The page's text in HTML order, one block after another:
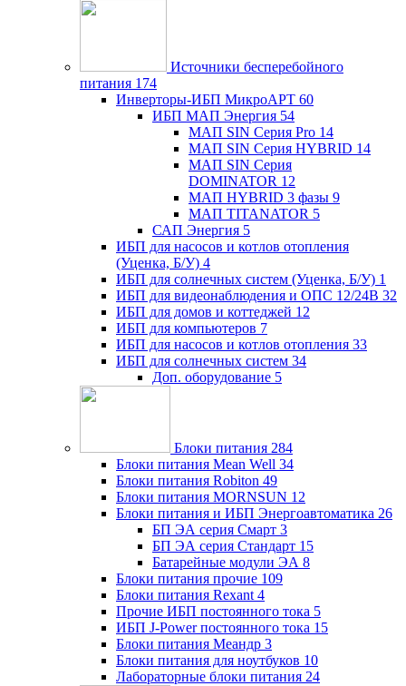
Источники бесперебойного
питания 174
Инверторы-ИБП МикроАРТ 60
ИБП МАП Энергия 54
МАП SIN Серия Pro 14
МАП SIN Серия HYBRID 14
МАП SIN Серия
DOMINATOR 12
МАП HYBRID 3 фазы 9
МАП TITANATOR 5
САП Энергия 5
ИБП для насосов и котлов отопления
(Уценка, Б/У) 4
ИБП для солнечных систем (Уценка, Б/У) 1
ИБП для видеонаблюдения и ОПС 12/24В 32
ИБП для домов и коттеджей 12
ИБП для компьютеров 7
ИБП для насосов и котлов отопления 33
ИБП для солнечных систем 34
Доп. оборудование 5
Блоки питания 284
Блоки питания Mean Well 34
Блоки питания Robiton 49
Блоки питания MORNSUN 12
Блоки питания и ИБП Энергоавтоматика 26
БП ЭА серия Смарт 3
БП ЭА серия Стандарт 15
Батарейные модули ЭА 8
Блоки питания прочие 109
Блоки питания Rexant 4
Прочие ИБП постоянного тока 5
ИБП J-Power постоянного тока 15
Блоки питания Меандр 3
Блоки питания для ноутбуков 10
Лабораторные блоки питания 24